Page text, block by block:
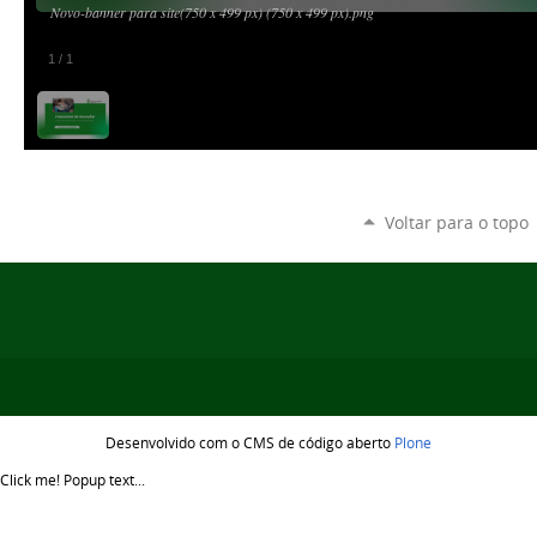
1 / 1
Novo-banner para site(750 x 499 px) (750 x 499 px).png
Voltar para o topo
Desenvolvido com o CMS de código aberto Plone
Click me! Popup text...